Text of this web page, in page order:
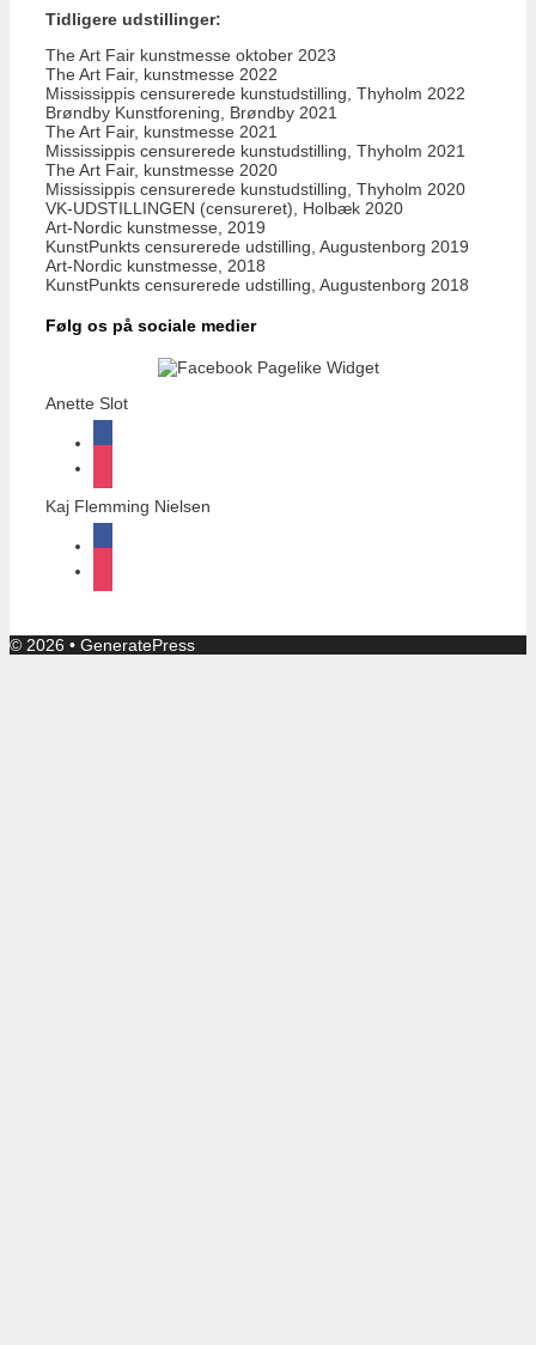
Tidligere udstillinger:
The Art Fair kunstmesse oktober 2023
The Art Fair, kunstmesse 2022
Mississippis censurerede kunstudstilling, Thyholm 2022
Brøndby Kunstforening, Brøndby 2021
The Art Fair, kunstmesse 2021
Mississippis censurerede kunstudstilling, Thyholm 2021
The Art Fair, kunstmesse 2020
Mississippis censurerede kunstudstilling, Thyholm 2020
VK-UDSTILLINGEN (censureret), Holbæk 2020
Art-Nordic kunstmesse, 2019
KunstPunkts censurerede udstilling, Augustenborg 2019
Art-Nordic kunstmesse, 2018
KunstPunkts censurerede udstilling, Augustenborg 2018
Følg os på sociale medier
Anette Slot
Kaj Flemming Nielsen
© 2026 • GeneratePress